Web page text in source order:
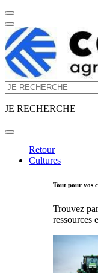
JE RECHERCHE
Retour
Cultures
Tout pour vos
Trouvez
ressources